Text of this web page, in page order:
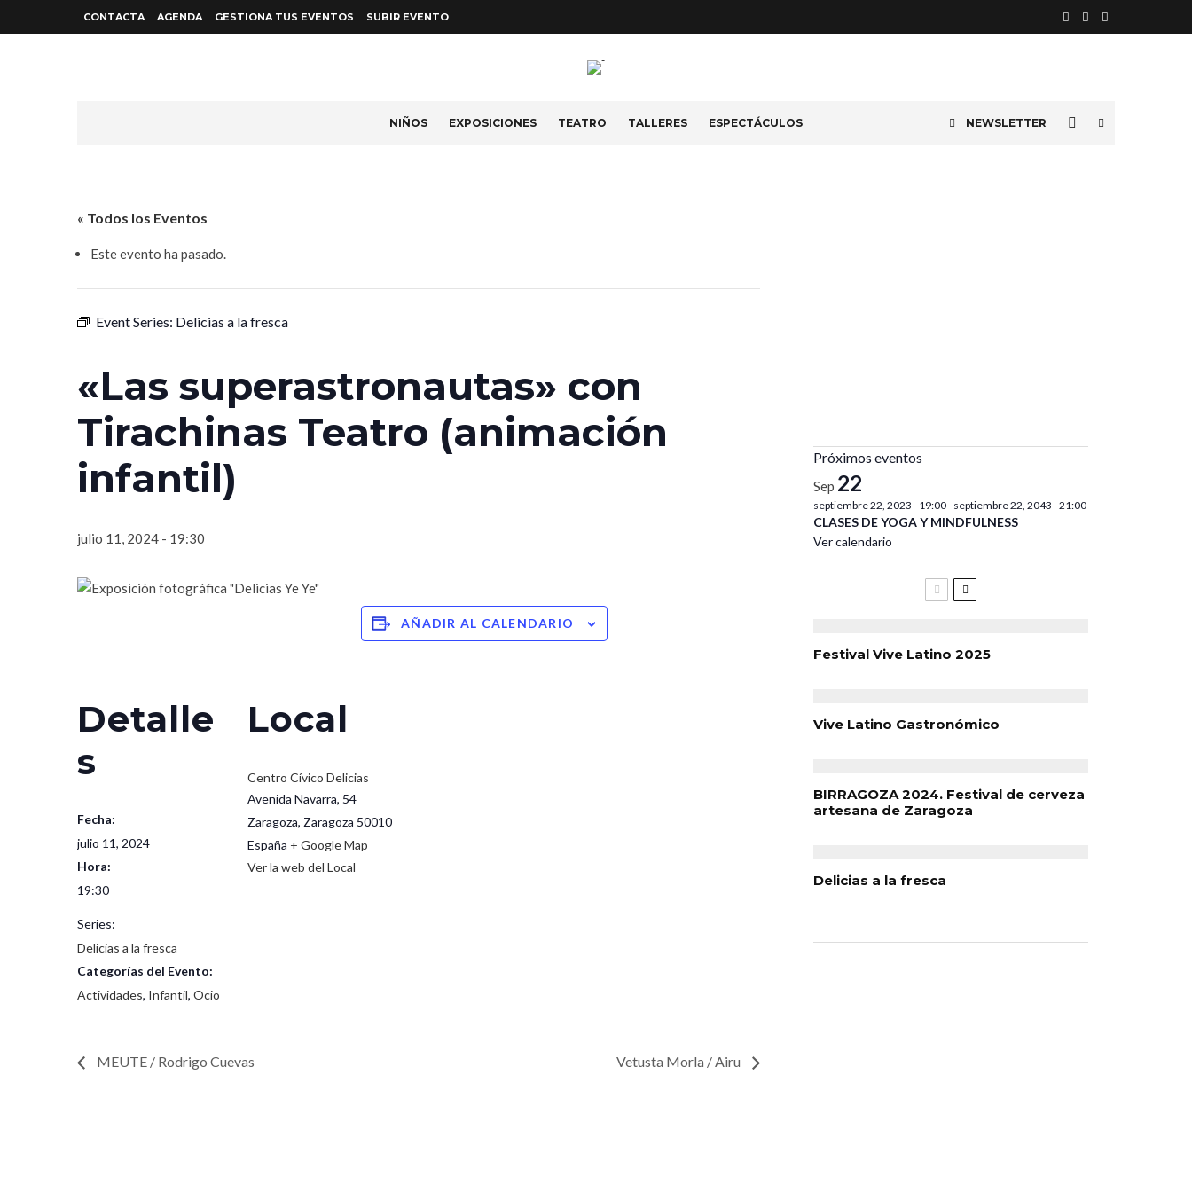
CONTACTA AGENDA GESTIONA TUS EVENTOS SUBIR EVENTO
NIÑOS EXPOSICIONES TEATRO TALLERES ESPECTÁCULOS NEWSLETTER
« Todos los Eventos
Este evento ha pasado.
Event Series: Delicias a la fresca
«Las superastronautas» con
Tirachinas Teatro (animación
infantil)
julio 11, 2024 - 19:30
AÑADIR AL CALENDARIO
Detalle
s
Fecha:
julio 11, 2024
Hora:
19:30
Series:
Delicias a la fresca
Categorías del Evento:
Actividades, Infantil, Ocio
Local
Centro Cívico Delicias
Avenida Navarra, 54
Zaragoza, Zaragoza 50010
España + Google Map
Ver la web del Local
MEUTE / Rodrigo Cuevas Vetusta Morla / Airu
Próximos eventos
Sep 22
septiembre 22, 2023 - 19:00- septiembre 22, 2043 - 21:00
CLASES DE YOGA Y MINDFULNESS
Ver calendario
Festival Vive Latino 2025
Vive Latino Gastronómico
BIRRAGOZA 2024. Festival de cerveza
artesana de Zaragoza
Delicias a la fresca